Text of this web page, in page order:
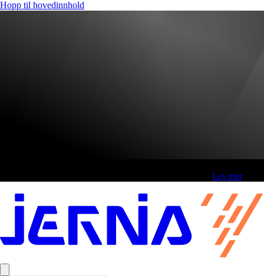
Hopp til hovedinnhold
Les mer